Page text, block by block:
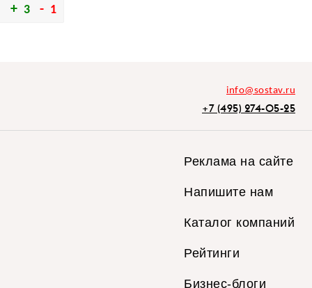
3 1
info@sostav.ru
+7 (495) 274-05-25
Реклама на сайте
Напишите нам
Каталог компаний
Рейтинги
Бизнес-блоги